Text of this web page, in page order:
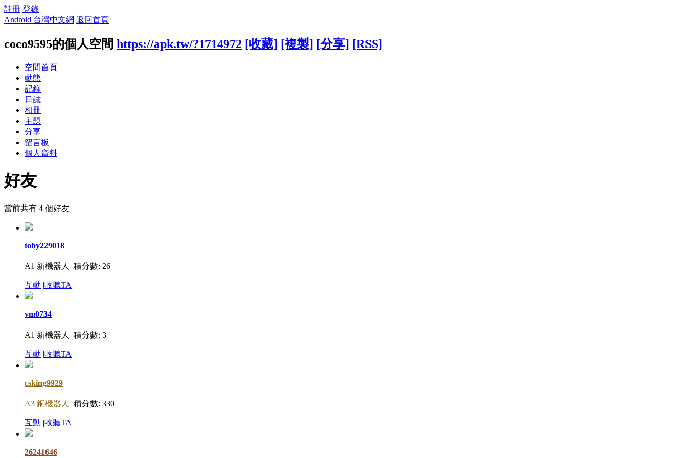
註冊 登錄
Android 台灣中文網 返回首頁
coco9595的個人空間 https://apk.tw/?1714972 [收藏] [複製] [分享] [RSS]
空間首頁
動態
記錄
日誌
相冊
主題
分享
留言板
個人資料
好友
當前共有 4 個好友
toby229018
A1 新機器人 積分數: 26
互動 |收聽TA
vm0734
A1 新機器人 積分數: 3
互動 |收聽TA
csking9929
A3 銅機器人 積分數: 330
互動 |收聽TA
26241646